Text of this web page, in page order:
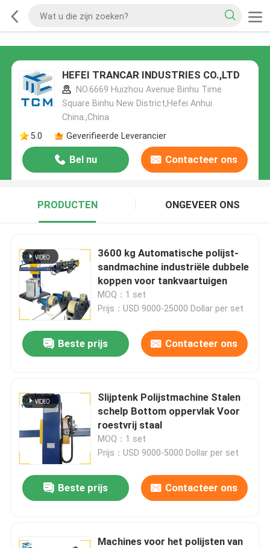
HEFEI TRANCAR INDUSTRIES CO.,LTD
NO.6669 Huizhou Avenue Binhu Time
Square Binhu New District,Hefei Anhui
China.,China
5.0
Geverifieerde Leverancier
Bel nu Contacteer ons
PRODUCTEN ONGEVEER ONS
3600 kg Automatische polijst-
sandmachine industriële dubbele
koppen voor tankvaartuigen
MOQ：1 set
Prijs：USD 9000-25000 Dollar per set
Beste prijs Contacteer ons
Slijptenk Polijstmachine Stalen
schelp Bottom oppervlak Voor
roestvrij staal
MOQ：1 set
Prijs：USD 9000-5000 Dollar per set
Beste prijs Contacteer ons
Machines voor het polijsten van